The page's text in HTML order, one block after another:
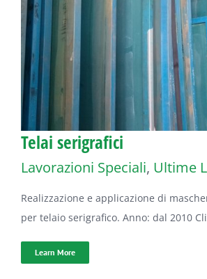
Telai serigrafici
Lavorazioni Speciali, Ultime
Realizzazione e applicazione di
per telaio serigrafico. Anno: dal 2010
Learn More